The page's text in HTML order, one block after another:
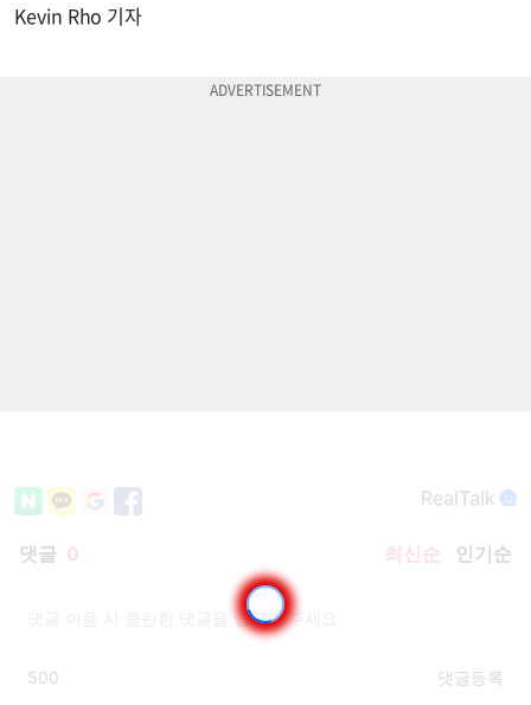
Kevin Rho 기자